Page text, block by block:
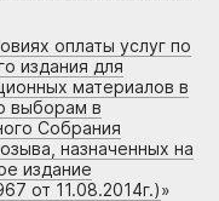
оплаты услуг по
издания для
материалов в
выборам в
Собрания
назначенных на
издание
от 11.08.2014г.)»